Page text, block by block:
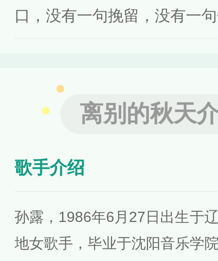
口，没有一句挽留，没有一
离别的秋天
歌手介绍
孙露，1986年6月27日出生于
地女歌手，毕业于沈阳音乐学